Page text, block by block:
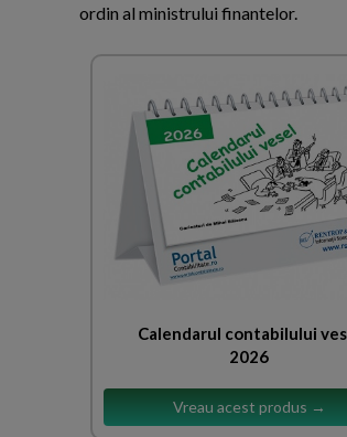
ordin al ministrului finantelor.
Calendarul contabilului
2026
Vreau acest produs →